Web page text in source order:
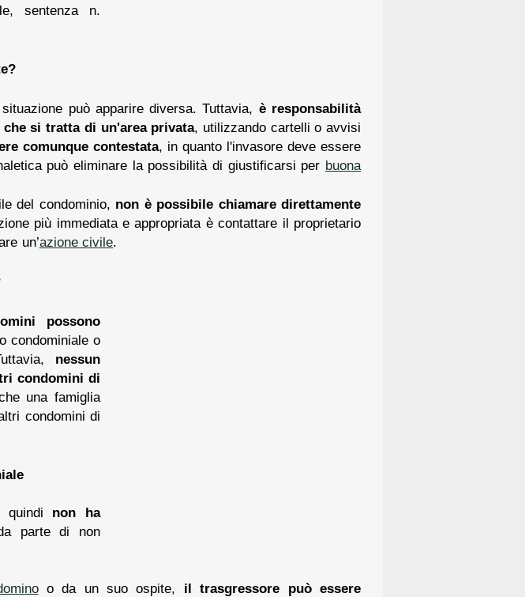
sentenza n.
può apparire diversa. Tuttavia, è responsabilità
si tratta di un'area privata, utilizzando cartelli o avvisi
comunque contestata, in quanto l'invasore deve essere
può eliminare la possibilità di giustificarsi per buona
del condominio, non è possibile chiamare direttamente
più immediata e appropriata è contattare il proprietario
un’azione civile.
possono
condominiale o
nessun
condomini di
una famiglia
condomini di
quindi non ha
parte di non
o da un suo ospite, il trasgressore può essere